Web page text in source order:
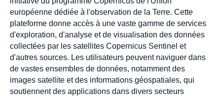
européenne dédiée à l'observation de la Terre. Cette
plateforme donne accès à une vaste gamme de services
d'exploration, d'analyse et de visualisation des données
collectées par les satellites Copernicus Sentinel et
d'autres sources. Les utilisateurs peuvent naviguer dans
de vastes ensembles de données, notamment des
images satellite et des informations géospatiales, qui
soutiennent des applications dans divers secteurs